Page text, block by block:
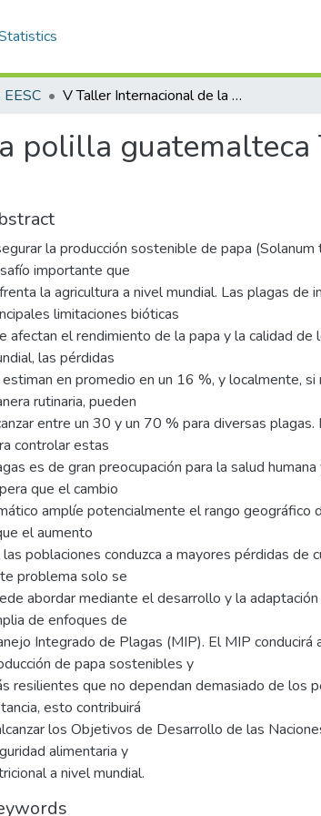
V Taller Internacional de la polilla guatemalteca Tecia solanivora y otras polillas de la papa
polilla guatemalteca
la producción sostenible de papa (Solanum
importante que
la agricultura a nivel mundial. Las plagas de
limitaciones bióticas
afectan el rendimiento de la papa y la calidad de
las pérdidas
en promedio en un 16 %, y localmente, si
rutinaria, pueden
entre un 30 y un 70 % para diversas
controlar estas
es de gran preocupación para la salud
que el cambio
amplíe potencialmente el rango geográfico
el aumento
poblaciones conduzca a mayores pérdidas de
problema solo se
abordar mediante el desarrollo y la
de enfoques de
Integrado de Plagas (MIP). El MIP conducirá
de papa sostenibles y
resilientes que no dependan demasiado de los
esto contribuirá
los Objetivos de Desarrollo de las
alimentaria y
a nivel mundial.